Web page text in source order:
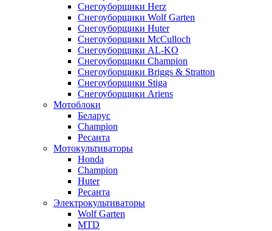
Снегоуборщики Herz
Снегоуборщики Wolf Garten
Снегоуборщики Huter
Снегоуборщики McCulloch
Снегоуборщики AL-KO
Снегоуборщики Champion
Снегоуборщики Briggs & Stratton
Снегоуборщики Stiga
Снегоуборщики Ariens
Мотоблоки
Беларус
Champion
Ресанта
Мотокультиваторы
Honda
Champion
Huter
Ресанта
Электрокультиваторы
Wolf Garten
MTD